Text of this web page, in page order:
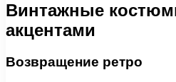
Винтажные
акцентами
Возвращение ретро